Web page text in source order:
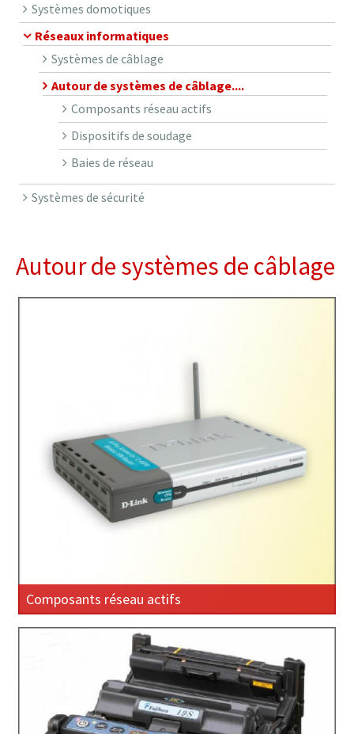
Systèmes domotiques
Réseaux informatiques
Systèmes de câblage
Autour de systèmes de câblage....
Composants réseau actifs
Dispositifs de soudage
Baies de réseau
Systèmes de sécurité
Autour de systèmes de câblage
Composants réseau actifs